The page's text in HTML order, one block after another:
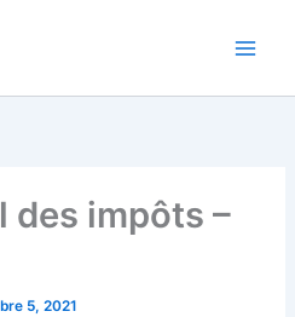
des impôts –
5, 2021